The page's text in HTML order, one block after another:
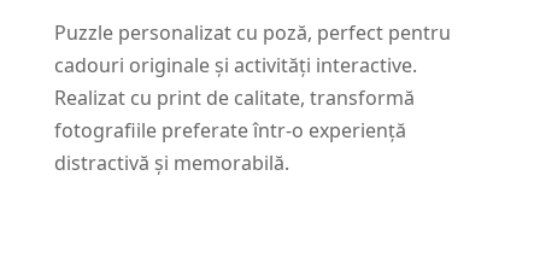
Puzzle personalizat cu poză, perfect pentru
cadouri originale și activități interactive.
Realizat cu print de calitate, transformă
fotografiile preferate într-o experiență
distractivă și memorabilă.